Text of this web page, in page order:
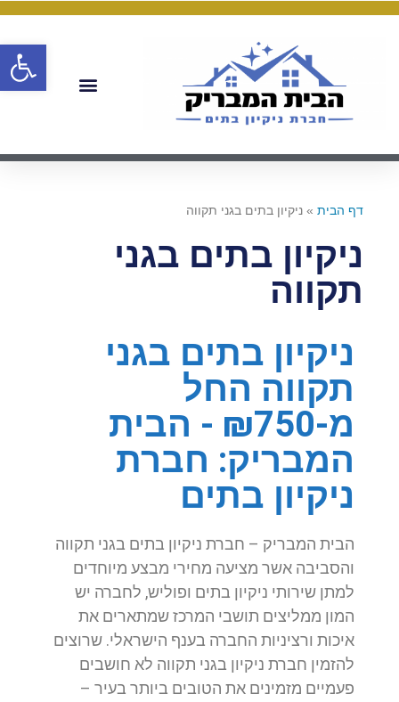
דף הבית » ניקיון בתים בגני תקווה
ניקיון בתים בגני
תקווה
ניקיון בתים בגני
תקווה החל
מ-₪750 - הבית
המבריק: חברת
ניקיון בתים
הבית המבריק – חברת ניקיון בתים בגני תקווה
והסביבה אשר מציעה מחירי מבצע מיוחדים
למתן שירותי ניקיון בתים ופוליש, לחברה יש
המון ממליצים תושבי המרכז שמתארים את
איכות ורציניות החברה בענף הישראלי. שרוצים
להזמין חברת ניקיון בגני תקווה לא חושבים
פעמיים מזמינים את הטובים ביותר בעיר –